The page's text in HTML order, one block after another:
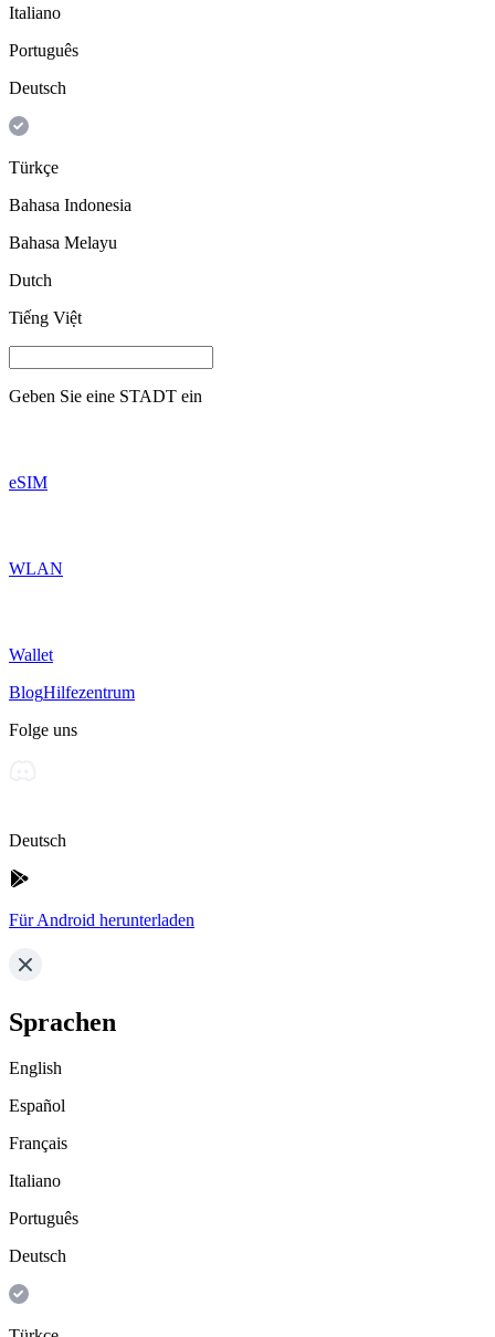
Italiano
Português
Deutsch
Türkçe
Bahasa Indonesia
Bahasa Melayu
Dutch
Tiếng Việt
Geben Sie eine STADT ein
eSIM
WLAN
Wallet
BlogHilfezentrum
Folge uns
Deutsch
Für Android herunterladen
Sprachen
English
Español
Français
Italiano
Português
Deutsch